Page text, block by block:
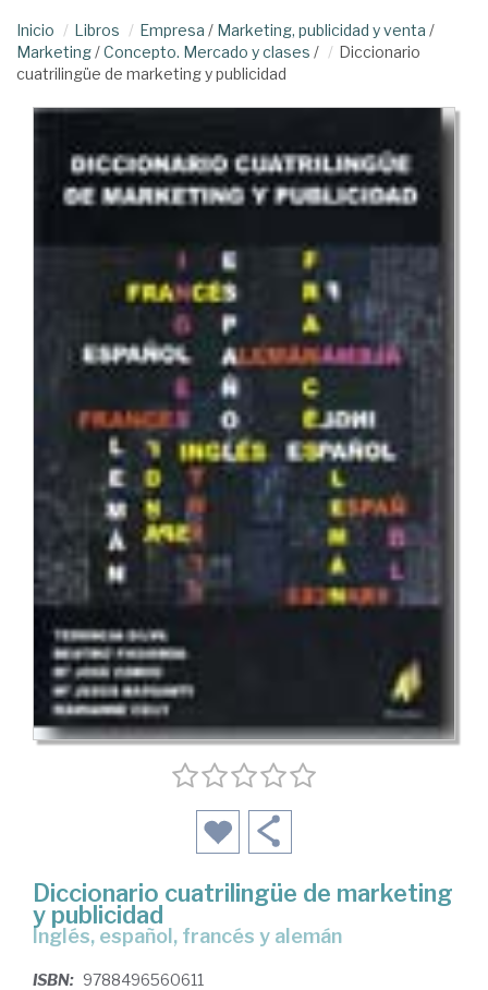
Inicio Libros Empresa / Marketing, publicidad y venta /
Marketing/Concepto. Mercado y clases /
Diccionario
cuatrilingüe de marketing y publicidad
Diccionario cuatrilingüe de marketing
y publicidad
inglés, español, francés y alemán
ISBN: 9788496560611